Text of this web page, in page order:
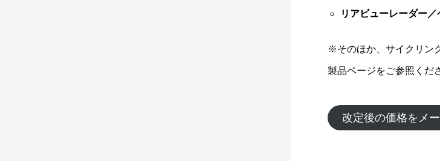
リアビューレーダー
※そのほか、サイクリン
製品ページをご参照くだ
改定後の価格をメ